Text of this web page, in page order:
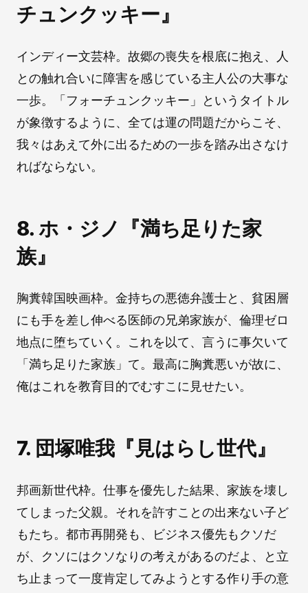
チュンクッキー』
インディー文芸枠。故郷の喪失を根底に抱え、人
との触れ合いに障害を感じている主人公の大事な
一歩。「フォーチュンクッキー」というタイトル
が象徴するように、全ては運の問題だからこそ、
我々はあえて外に出るための一歩を踏み出さなけ
ればならない。
8. ホ・ジノ『満ち足りた家
族』
胸糞韓国映画枠。金持ちの悪徳弁護士と、貧困層
にも手を差し伸べる医師の兄弟家族が、倫理ゼロ
地点に堕ちていく。これを以て、言うに事欠いて
「満ち足りた家族」て。最高に胸糞悪いが故に、
俺はこれを教育目的でむすこに見せたい。
7. 団塚唯我『見はらし世代』
邦画新世代枠。仕事を優先した結果、家族を壊し
てしまった父親。それを許すことの出来ない子ど
もたち。都市再開発も、ビジネス優先もクソだ
が、クソにはクソなりの考えがあるのだよ、と立
ち止まって一度肯定してみようとする作り手の意